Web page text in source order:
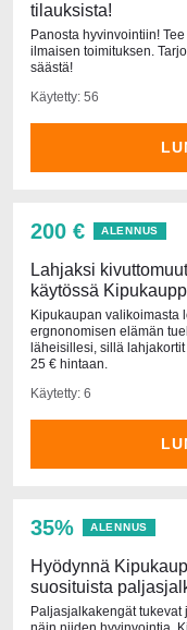
tilauksista!
Panosta hyvinvointiin!
ilmaisen toimituksen.
säästä!
Käytetty: 56
200 € ALENNUS
Lahjaksi
käytössä
Kipukaupan valikoimasta
ergnonomisen elämän
läheisillesi, sillä
25 € hintaan.
Käytetty: 6
35% ALENNUS
Hyödynnä
suosituista
Paljasjalkakengät